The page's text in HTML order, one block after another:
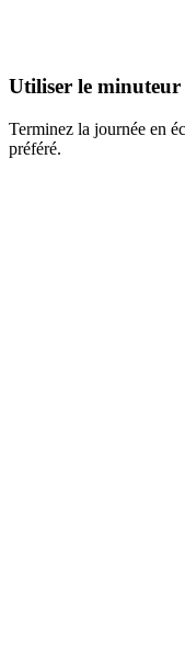
Utiliser le minuteur
Terminez la journée en
préféré.